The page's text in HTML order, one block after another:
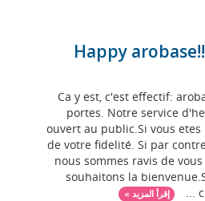
Happy
Ca y est, c'est effectif:
portes. Notre service
ouvert au public.Si vous
de votre fidelité. Si par
nous sommes ravis de
souhaitons la
إقرأ المزيد »